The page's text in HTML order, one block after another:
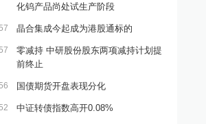
化钨产品尚处试生产阶段
晶合集成今起成为港股通标的
零减持 中研股份股东两项减持计划提
前终止
国债期货开盘表现分化
中证转债指数高开0.08%